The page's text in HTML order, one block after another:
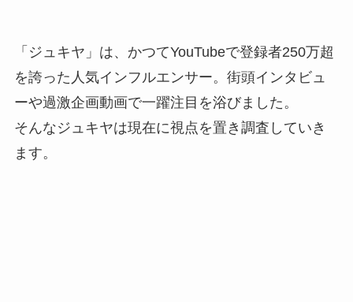
「ジュキヤ」は、かつてYouTubeで登録者250万超
を誇った人気インフルエンサー。街頭インタビュ
ーや過激企画動画で一躍注目を浴びました。
そんなジュキヤは現在に視点を置き調査していき
ます。